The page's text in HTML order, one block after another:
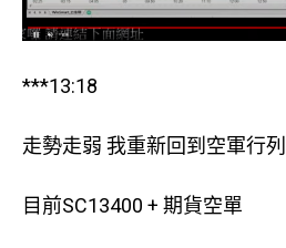
***13:18
走勢走弱 我重新回到空軍行列
目前SC13400 + 期貨空單